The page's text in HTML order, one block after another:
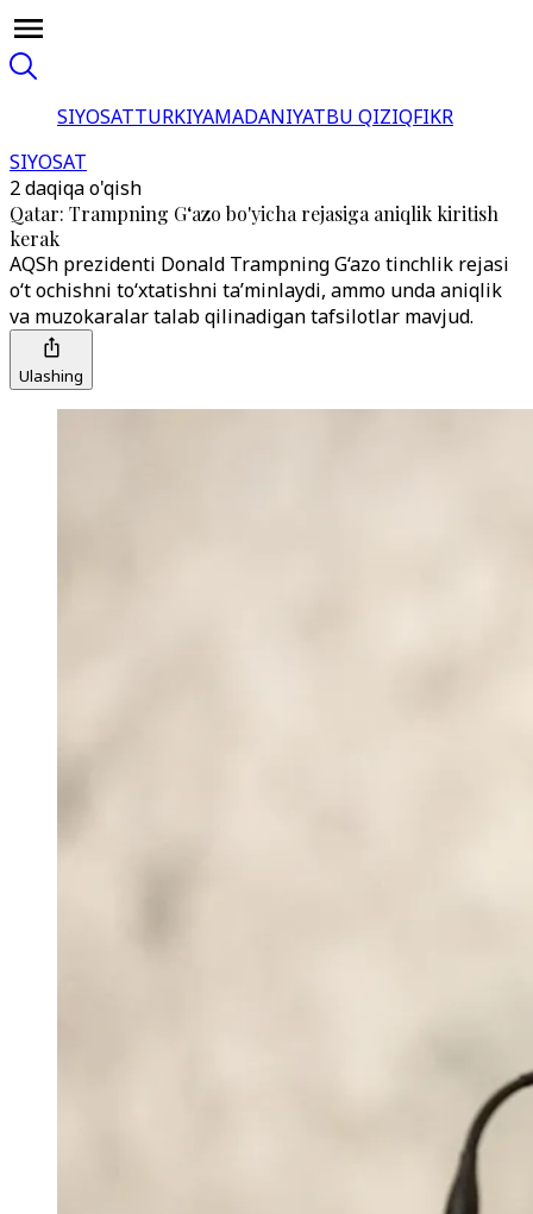
SIYOSATTURKIYAMADANIYATBU QIZIQFIKR
SIYOSAT
2 daqiqa o'qish
Qatar: Trampning G‘azo bo'yicha rejasiga aniqlik kiritish
kerak
AQSh prezidenti Donald Trampning G‘azo tinchlik rejasi
o‘t ochishni to‘xtatishni ta’minlaydi, ammo unda aniqlik
va muzokaralar talab qilinadigan tafsilotlar mavjud.
Ulashing